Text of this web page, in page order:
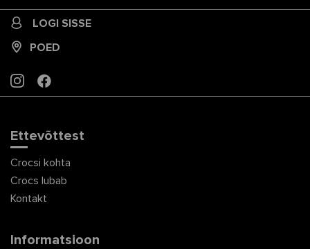
LOGI SISSE
POED
INSTAGRAM
FACEBOOK
Ettevõttest
Crocsi kohta
Crocs lubab
Kontakt
Informatsioon